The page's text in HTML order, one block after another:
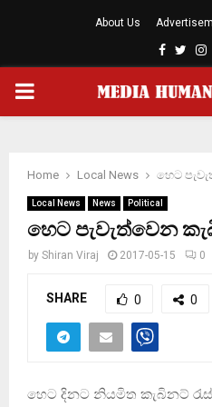
About Us
PRIMARY
Home Local News හෙට
Local News News Political
හෙට පැවැත්වෙන
by Shiran Viraj 2017-05-15 0
SHARE 0 0
හෙට දිනට නියමිත කැබිනට්